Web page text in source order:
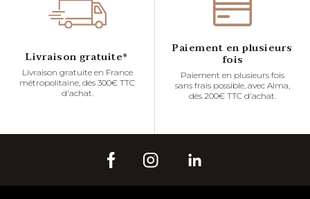
Livraison gratuite*
Livraison gratuite en France
métropolitaine, dès 300€ TTC
d'achat.
Paiement en plusieurs
fois
Paiement en plusieurs fois
sans frais possible, avec Alma,
dès 200€ TTC d'achat.